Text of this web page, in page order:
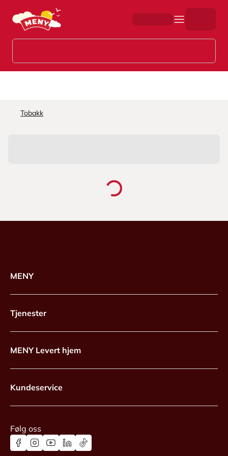
Hopp til hovedinnhold
Tobakk
MENY
Tjenester
MENY Levert hjem
Kundeservice
Følg oss